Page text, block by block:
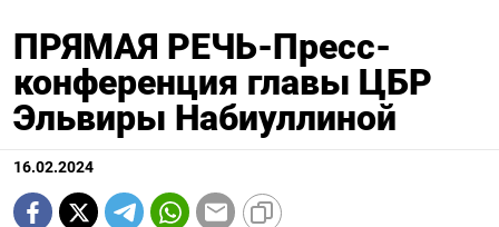
ПРЯМАЯ РЕЧЬ-Пресс-
конференция главы ЦБР
Эльвиры Набиуллиной
16.02.2024